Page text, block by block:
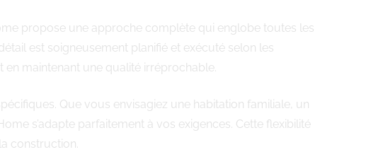
propose une approche complète qui englobe toutes les
est soigneusement planifié et exécuté selon les
en maintenant une qualité irréprochable.
Que vous envisagiez une habitation familiale, un
s’adapte parfaitement à vos exigences. Cette flexibilité
construction.